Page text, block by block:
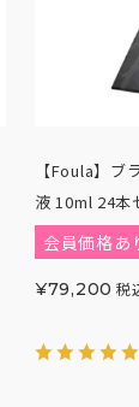
【Foula】ブ
液 10ml 24本
会員価格あ
¥79,200 税